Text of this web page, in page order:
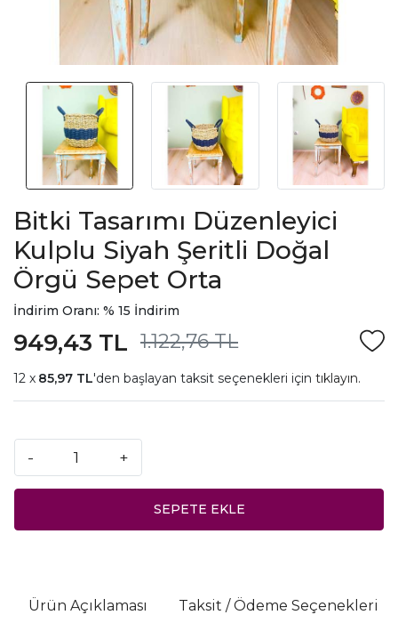
Bitki Tasarımı Düzenleyici
Kulplu Siyah Şeritli Doğal
Örgü Sepet Orta
İndirim Oranı: % 15 İndirim
1.122,76 TL
949,43 TL
85,97 TL'den başlayan taksit seçenekleri için tıklayın.
- +
SEPETE EKLE
Ürün Açıklaması Taksit / Ödeme Seçenekleri